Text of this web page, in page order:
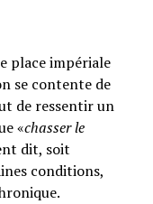
place impériale
se contente de
de ressentir un
«chasser le
dit, soit
conditions,